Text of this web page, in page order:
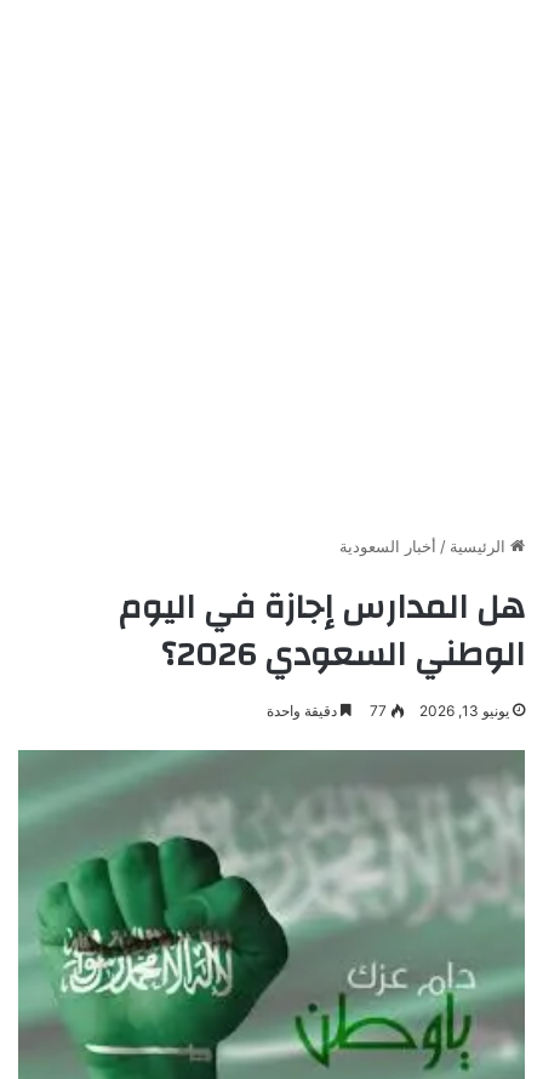
الرئيسية / أخبار السعودية
هل المدارس إجازة في اليوم
الوطني السعودي 2026؟
يونيو 13, 2026 77 دقيقة واحدة